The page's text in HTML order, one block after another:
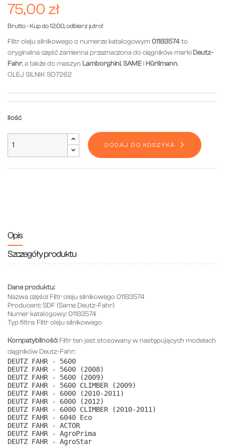
75,00 zł
Brutto- Kup do 12:00, odbierz jutro!
Filtr oleju silnikowego o numerze katalogowym01183574to
oryginalna część zamienna przeznaczona do ciągników marki Deutz-
Fahr, a także do maszyn Lamborghini,SAMEi Hürlimann.
OLEJ SILNIK SO7262
Ilość
DODAJ DO KOSZYKA
Opis
Szczegóły produktu
Dane produktu:
Nazwa części: Filtr oleju silnikowego 01183574
Producent:SDF (Same Deutz-Fahr)
Numer katalogowy:01183574
Typ filtra: Filtr oleju silnikowego
Kompatybilność:Filtr ten jest stosowany w następujących modelach
ciągników Deutz-Fahr:
DEUTZ FAHR - 5600
DEUTZ FAHR - 5600 (2008)
DEUTZ FAHR - 5600 (2009)
DEUTZ FAHR - 5600 CLIMBER (2009)
DEUTZ FAHR - 6000 (2010-2011)
DEUTZ FAHR - 6000 (2012)
DEUTZ FAHR - 6000 CLIMBER (2010-2011)
DEUTZ FAHR - 6040 Eco
DEUTZ FAHR - ACTOR
DEUTZ FAHR - AgroPrima
DEUTZ FAHR - AgroStar